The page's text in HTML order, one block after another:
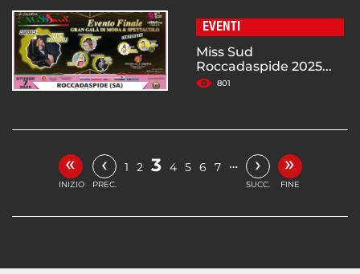
EVENTI
Miss Sud
Roccadaspide 2025...
801
«
INIZIO
‹
PREC.
1 2 3 4 5 6 7 … ›
SUCC.
»
FINE